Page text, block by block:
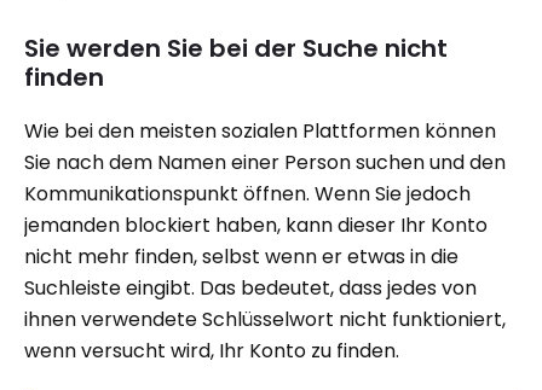
Sie werden Sie bei der Suche nicht
finden
Wie bei den meisten sozialen Plattformen können
Sie nach dem Namen einer Person suchen und den
Kommunikationspunkt öffnen. Wenn Sie jedoch
jemanden blockiert haben, kann dieser Ihr Konto
nicht mehr finden, selbst wenn er etwas in die
Suchleiste eingibt. Das bedeutet, dass jedes von
ihnen verwendete Schlüsselwort nicht funktioniert,
wenn versucht wird, Ihr Konto zu finden.